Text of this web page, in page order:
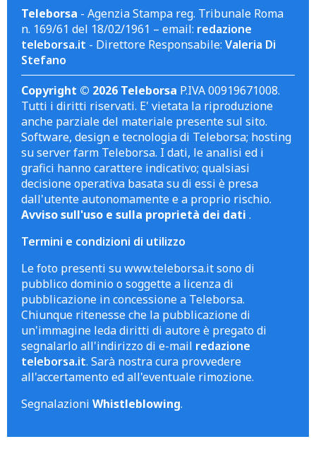
Teleborsa - Agenzia Stampa reg. Tribunale Roma
n. 169/61 del 18/02/1961 – email: redazione
teleborsa.it - Direttore Responsabile: Valeria Di
Stefano
Copyright © 2026 Teleborsa P.IVA 00919671008.
Tutti i diritti riservati. E' vietata la riproduzione
anche parziale del materiale presente sul sito.
Software, design e tecnologia di Teleborsa; hosting
su server farm Teleborsa. I dati, le analisi ed i
grafici hanno carattere indicativo; qualsiasi
decisione operativa basata su di essi è presa
dall'utente autonomamente e a proprio rischio.
Avviso sull'uso e sulla proprietà dei dati .
Termini e condizioni di utilizzo
Le foto presenti su www.teleborsa.it sono di
pubblico dominio o soggette a licenza di
pubblicazione in concessione a Teleborsa.
Chiunque ritenesse che la pubblicazione di
un'immagine leda diritti di autore è pregato di
segnalarlo all'indirizzo di e-mail redazione
teleborsa.it. Sarà nostra cura provvedere
all'accertamento ed all'eventuale rimozione.
Segnalazioni Whistleblowing.